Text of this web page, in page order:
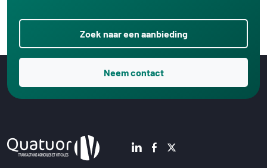
Zoek naar een aanbieding
Neem contact